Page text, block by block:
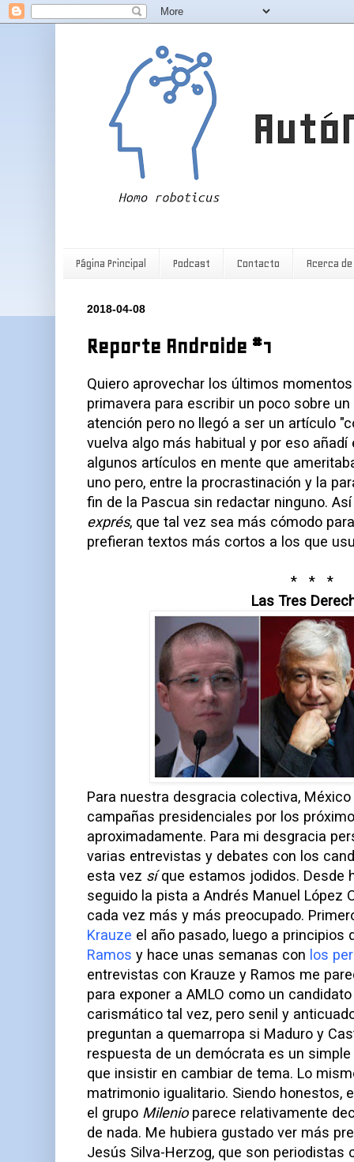
Página Principal Podcast Contacto Acerca
2018-04-08
Reporte Androide #1
Quiero aprovechar los últimos
primavera para escribir un poco sobre
atención pero no llegó a ser un artículo
vuelva algo más habitual y por eso añadí
algunos artículos en mente que
uno pero, entre la procrastinación y la
fin de la Pascua sin redactar ninguno.
exprés, que tal vez sea más cómodo
prefieran textos más cortos a los que
* * *
Las Tres
Para nuestra desgracia colectiva,
campañas presidenciales por los
aproximadamente. Para mi desgracia
varias entrevistas y debates con los
esta vez síque estamos jodidos. Desde
seguido la pista a Andrés Manuel López
cada vez más y más preocupado.
Krauze el año pasado, luego a principios
Ramos y hace unas semanas con los
entrevistas con Krauze y Ramos me
para exponer a AMLO como un
carismático tal vez, pero senil y
preguntan a quemarropa si Maduro y
respuesta de un demócrata es un simple
que insistir en cambiar de tema. Lo
matrimonio igualitario. Siendo honestos,
el grupo Milenioparece relativamente
de nada. Me hubiera gustado ver más
Jesús Silva-Herzog, que son periodistas